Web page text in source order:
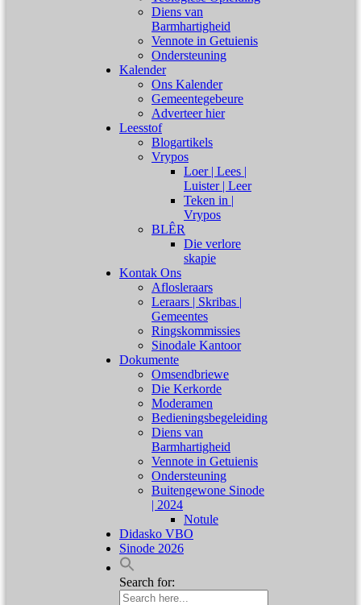
Diens van
Barmhartigheid
Vennote in Getuienis
Ondersteuning
Kalender
Ons Kalender
Gemeentegebeure
Adverteer hier
Leesstof
Blogartikels
Vrypos
Loer | Lees |
Luister | Leer
Teken in |
Vrypos
BLÊR
Die verlore
skapie
Kontak Ons
Aflosleraars
Leraars | Skribas |
Gemeentes
Ringskommissies
Sinodale Kantoor
Dokumente
Omsendbriewe
Die Kerkorde
Moderamen
Bedieningsbegeleiding
Diens van
Barmhartigheid
Vennote in Getuienis
Ondersteuning
Buitengewone Sinode
| 2024
Notule
Didasko VBO
Sinode 2026
Search for: